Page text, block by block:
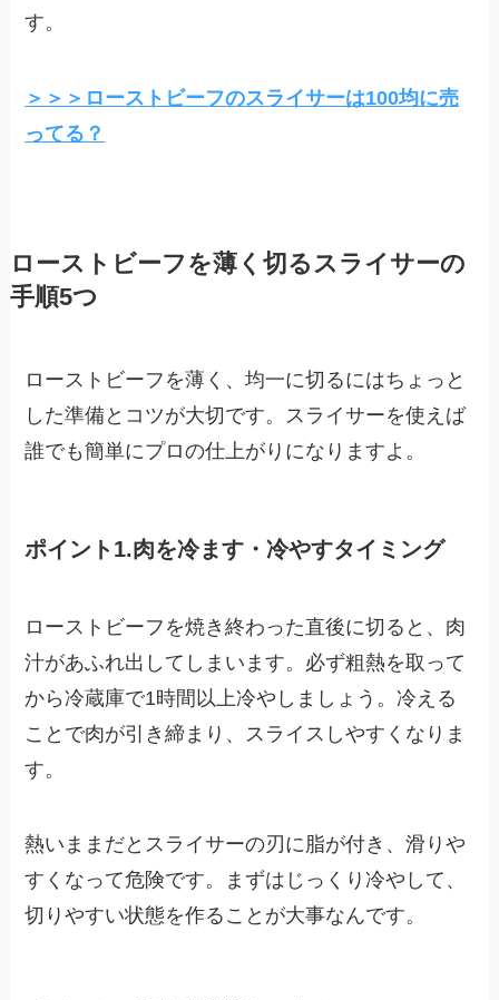
す。
＞＞＞ローストビーフのスライサーは100均に売
ってる？
ローストビーフを薄く切るスライサーの
手順5つ
ローストビーフを薄く、均一に切るにはちょっと
した準備とコツが大切です。スライサーを使えば
誰でも簡単にプロの仕上がりになりますよ。
ポイント1.肉を冷ます・冷やすタイミング
ローストビーフを焼き終わった直後に切ると、肉
汁があふれ出してしまいます。必ず粗熱を取って
から冷蔵庫で1時間以上冷やしましょう。冷える
ことで肉が引き締まり、スライスしやすくなりま
す。
熱いままだとスライサーの刃に脂が付き、滑りや
すくなって危険です。まずはじっくり冷やして、
切りやすい状態を作ることが大事なんです。